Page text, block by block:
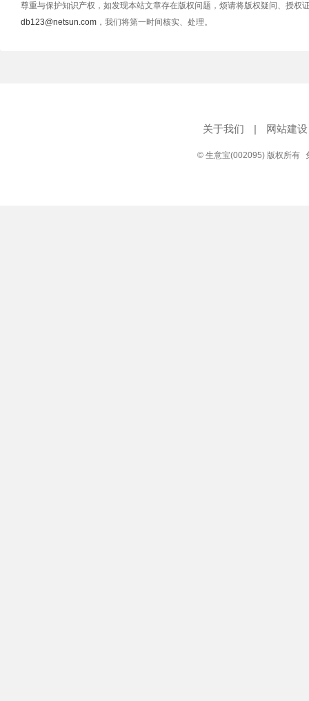
尊重与保护知识产权，如发现本站文章存在版权问题，烦请将版权疑问、授权
db123@netsun.com ，我们将第一时间核实、处理。
关于我们 | 网站建设
© 生意宝(002095) 版权所有